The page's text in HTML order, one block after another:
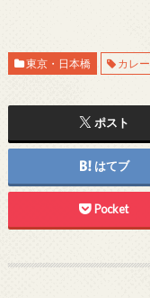
東京・日本橋 カレー
ポスト
はてブ
Pocket